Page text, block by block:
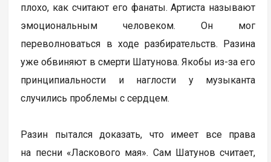
плохо, как считают его фанаты. Артиста называют
эмоциональным человеком. Он мог
переволноваться в ходе разбирательств. Разина
уже обвиняют в смерти Шатунова. Якобы из-за его
принципиальности и наглости у музыканта
случились проблемы с сердцем.
Разин пытался доказать, что имеет все права
на песни «Ласкового мая». Сам Шатунов считает,